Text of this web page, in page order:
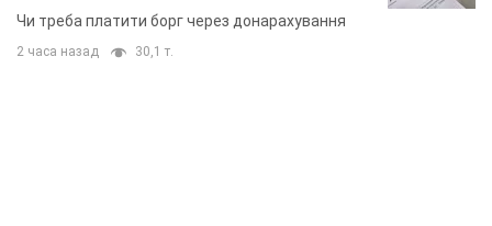
неочікуване рішення
Чи треба платити борг через донарахування
2 часа назад 30,1 т.